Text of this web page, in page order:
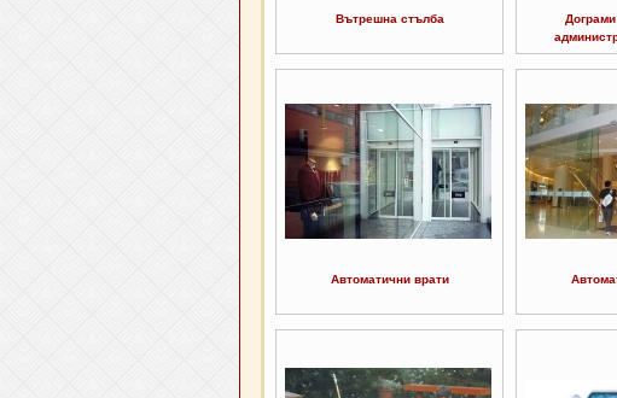
Вътрешна стълба
Автоматични врати